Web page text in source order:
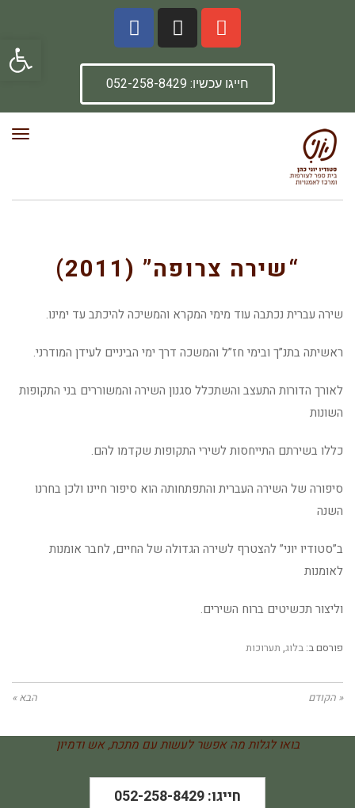
פתח
חייגו עכשיו: 052-258-8429
“שירה צרופה” (2011)
שירה עברית נכתבה עוד מימי המקרא והמשיכה להיכתב עד ימינו.
ראשיתה בתנ”ך ובימי חז”ל והמשכה דרך ימי הביניים לעידן המודרני.
לאורך הדורות התעצב והשתכלל סגנון השירה והמשוררים בני התקופות
השונות
כללו בשירתם התייחסות לשירי התקופות שקדמו להם.
סיפורה של השירה העברית והתפתחותה הוא סיפור חיינו ולכן בחרנו
השנה
ב”סטודיו יוני” להצטרף לשירה הגדולה של החיים, לחבר אומנות
לאומנות
וליצור תכשיטים ברוח השירים.
פורסם ב: בלוג, תערוכות
« הקודם הבא »
בואו לגלות מה אפשר לעשות עם מתכת, אש ודמיון
חייגו: 052-258-8429